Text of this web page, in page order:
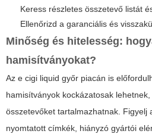
Keress részletes összetevő listát
Ellenőrizd a garanciális és
Minőség és hitelesség:
hamisítványokat?
Az e cigi liquid győr piacán is
hamisítványok kockázatosak
összetevőket tartalmazhatnak. Figyelj
nyomtatott címkék, hiányzó gyártói